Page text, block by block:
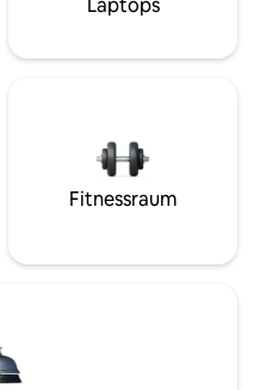
Fitnessraum